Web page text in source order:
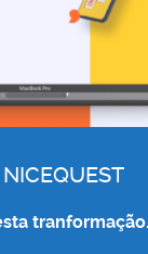
tranformação.